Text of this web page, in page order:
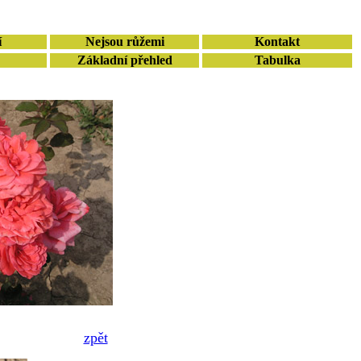
Nejsou růžemi
Kontakt
Základní přehled
Tabulka
zpět